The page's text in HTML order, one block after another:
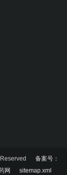
Reserved 备案号：
网 sitemap.xml